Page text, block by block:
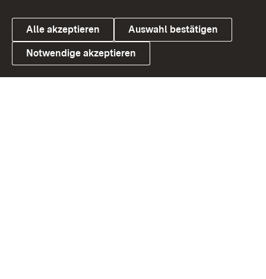
Link zum Landesportal
Alle akzeptieren Auswahl bestätigen
Notwendige akzeptieren